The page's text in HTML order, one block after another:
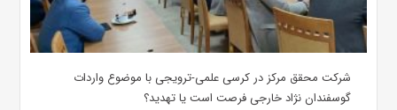
شرکت محقق مرکز در کرسی علمی-ترویجی با موضوع واردات
گوسفندان نژاد خارجی فرصت است یا تهدید؟